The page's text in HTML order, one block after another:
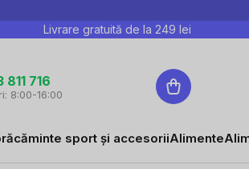
Livrare gratuită de la 249 lei
716
8:00-16:00
Coş
de
sport și accesoriiAlimente